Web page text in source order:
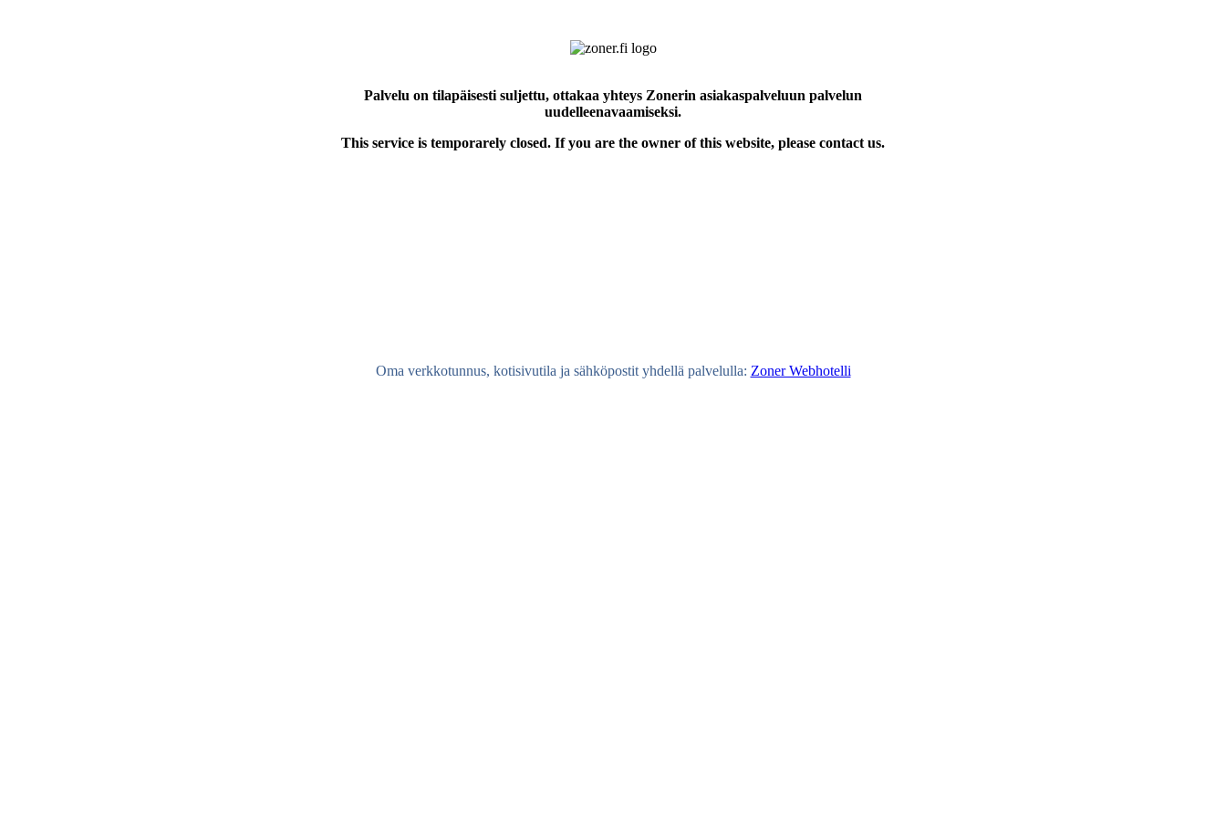
Palvelu on tilapäisesti suljettu, ottakaa yhteys Zonerin asiakaspalveluun palvelun
uudelleenavaamiseksi.
This service is temporarely closed. If you are the owner of this website, please contact us.
Oma verkkotunnus, kotisivutila ja sähköpostit yhdellä palvelulla: Zoner Webhotelli